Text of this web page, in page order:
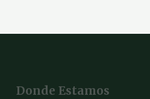
Donde Estamos